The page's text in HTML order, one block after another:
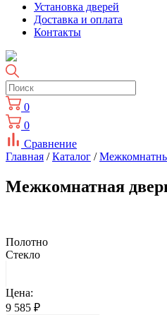
Установка дверей
Доставка и оплата
Контакты
0
0
Сравнение
Главная /Каталог /
Межкомнатная
Полотно
Стекло
Цена:
9 585 ₽